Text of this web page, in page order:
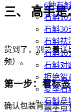
6种石
石斛10
石斛30
石斛祛
石斛10
石斛对
拒绝智
夏季石
石斛产
三、 高手是
货到了，别急着送
频）。
第一步：看标签
确认包装背面是